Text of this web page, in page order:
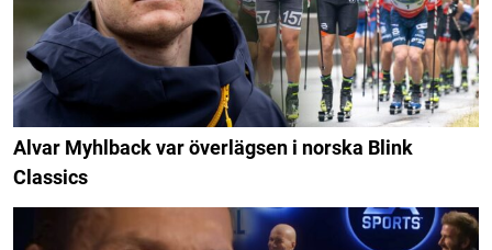
Alvar Myhlback var överlägsen i norska Blink
Classics